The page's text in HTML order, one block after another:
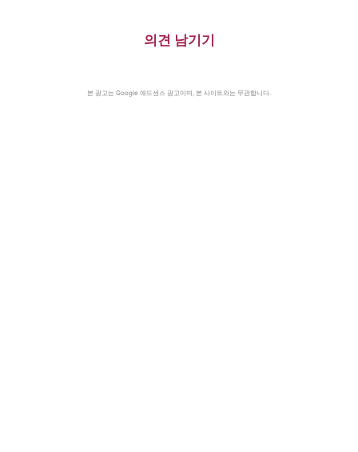
의견 남기기
본 광고는 Google 애드센스 광고이며, 본 사이트와는 무관합니다.